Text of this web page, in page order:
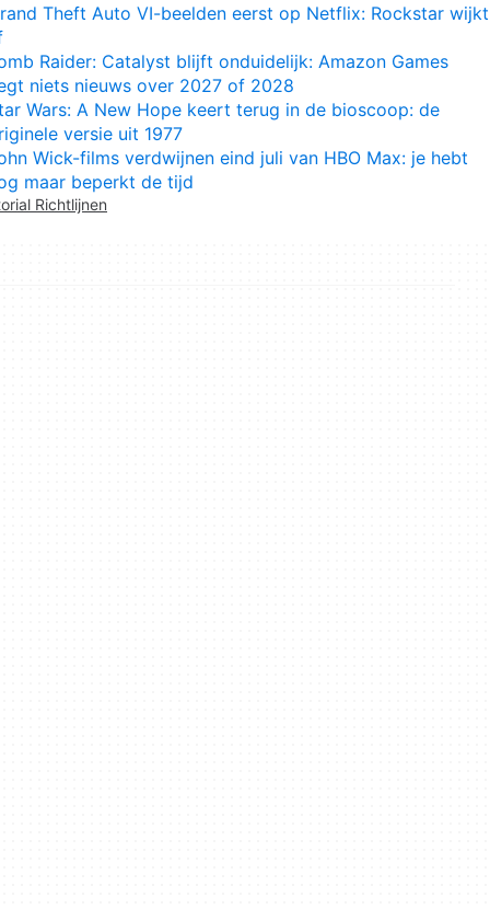
Theft Auto VI-beelden eerst op Netflix: Rockstar wijkt
Raider: Catalyst blijft onduidelijk: Amazon Games
niets nieuws over 2027 of 2028
Wars: A New Hope keert terug in de bioscoop: de
versie uit 1977
Wick-films verdwijnen eind juli van HBO Max: je hebt
maar beperkt de tijd
Richtlijnen